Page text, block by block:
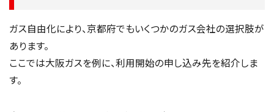
ガス自由化により、京都府でもいくつかのガス会社の選択肢が
あります。
ここでは大阪ガスを例に、利用開始の申し込み先を紹介しま
す。